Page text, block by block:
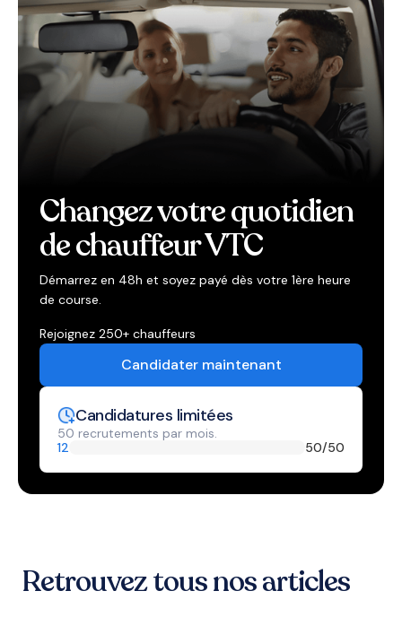
Changez votre quotidien
de chauffeur VTC
Démarrez en 48h et soyez payé dès votre 1ère heure
de course.
Rejoignez 250+ chauffeurs
Candidater maintenant
Candidatures limitées
50 recrutements par mois.
12
50/50
Retrouvez tous nos articles